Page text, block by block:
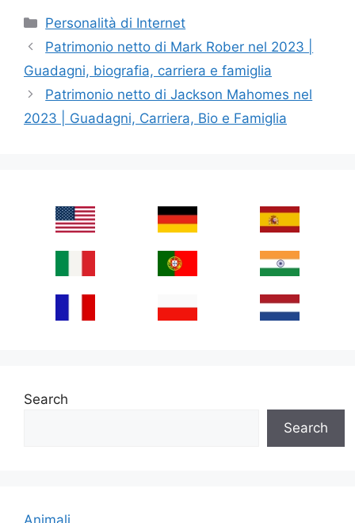
Categories
Personalità di Internet
Patrimonio netto di Mark Rober nel 2023 |
Guadagni, biografia, carriera e famiglia
Patrimonio netto di Jackson Mahomes nel
2023 | Guadagni, Carriera, Bio e Famiglia
Search
Search